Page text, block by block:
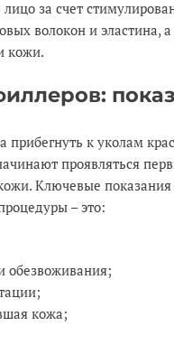
за счет
волокон и эластина,
кожи.
прибегнуть к уколам
проявляться
Ключевые
– это:
обезвоживания;
кожа;